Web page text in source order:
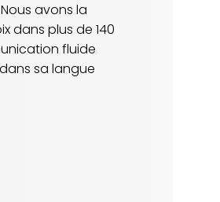
avons la
dans plus de 140
fluide
sa langue